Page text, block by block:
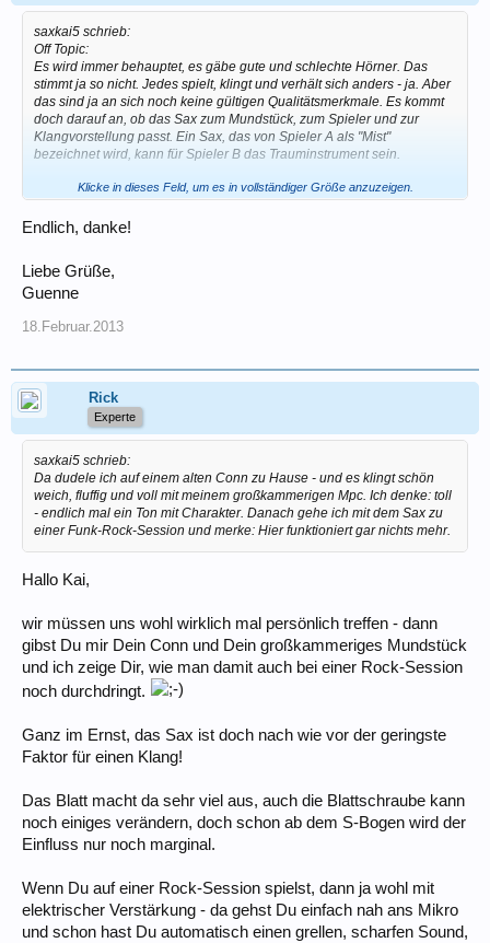
saxkai5 schrieb:
Off Topic:
Es wird immer behauptet, es gäbe gute und schlechte Hörner. Das
stimmt ja so nicht. Jedes spielt, klingt und verhält sich anders - ja. Aber
das sind ja an sich noch keine gültigen Qualitätsmerkmale. Es kommt
doch darauf an, ob das Sax zum Mundstück, zum Spieler und zur
Klangvorstellung passt. Ein Sax, das von Spieler A als "Mist"
bezeichnet wird, kann für Spieler B das Trauminstrument sein.
Ich glaube aber, es gibt ein grundlegendes Problem der
auch vieler Halbprofis und Profis) ein Saxophon richtig einzuschätzen.
Da dudele ich auf einem alten Conn zu Hause - und es klingt schön
weich, fluffig und voll mit meinem großkammerigen Mpc. Ich denke: toll
einer Funk-Rock-Session und merke: Hier funktioniert gar nichts mehr.
Musik?
Dieses: "Hauptsache du fühlst dich wohl" kann man eigentlich
vergessen. Man muss sich selber besser kennenlernen und seine
Spielweise und Bedürfnisse analysieren - das wäre ein Anfang.
Klicke in dieses Feld, um es in vollständiger Größe anzuzeigen.
Endlich, danke!
Liebe Grüße,
Guenne
18.Februar.2013
Rick
Experte
saxkai5 schrieb:
Da dudele ich auf einem alten Conn zu Hause - und es klingt schön
weich, fluffig und voll mit meinem großkammerigen Mpc. Ich denke: toll
- endlich mal ein Ton mit Charakter. Danach gehe ich mit dem Sax zu
einer Funk-Rock-Session und merke: Hier funktioniert gar nichts mehr.
Hallo Kai,
wir müssen uns wohl wirklich mal persönlich treffen - dann
gibst Du mir Dein Conn und Dein großkammeriges Mundstück
und ich zeige Dir, wie man damit auch bei einer Rock-Session
noch durchdringt.
Ganz im Ernst, das Sax ist doch nach wie vor der geringste
Faktor für einen Klang!
Das Blatt macht da sehr viel aus, auch die Blattschraube kann
noch einiges verändern, doch schon ab dem S-Bogen wird der
Einfluss nur noch marginal.
Wenn Du auf einer Rock-Session spielst, dann ja wohl mit
elektrischer Verstärkung - da gehst Du einfach nah ans Mikro
und schon hast Du automatisch einen grellen, scharfen Sound,